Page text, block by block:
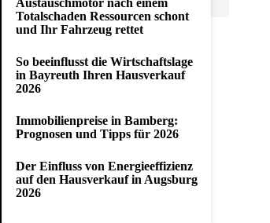
Austauschmotor nach einem
Totalschaden Ressourcen schont
und Ihr Fahrzeug rettet
So beeinflusst die Wirtschaftslage
in Bayreuth Ihren Hausverkauf
2026
Immobilienpreise in Bamberg:
Prognosen und Tipps für 2026
Der Einfluss von Energieeffizienz
auf den Hausverkauf in Augsburg
2026